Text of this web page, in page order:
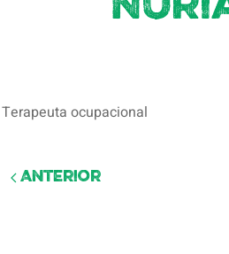
Terapeuta ocupacional
Anterior